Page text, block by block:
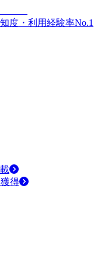
度・利用経験率No.1
得